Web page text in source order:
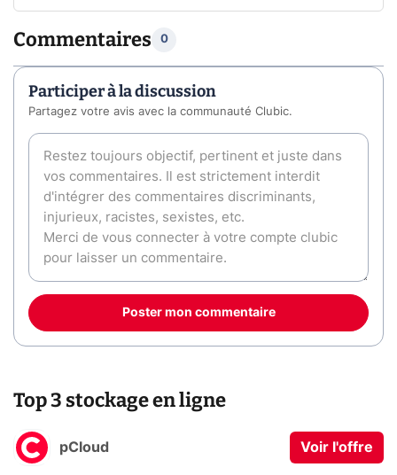
Commentaires 0
Participer à la discussion
Partagez votre avis avec la communauté Clubic.
Poster mon commentaire
Top 3 stockage en ligne
pCloud Voir l'offre